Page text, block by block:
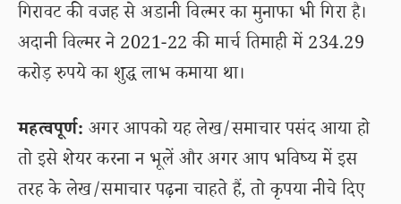
गिरावट की वजह से अडानी विल्मर का मुनाफा भी गिरा है।
अदानी विल्मर ने 2021-22 की मार्च तिमाही में 234.29
करोड़ रुपये का शुद्ध लाभ कमाया था।
महत्वपूर्ण: अगर आपको यह लेख/समाचार पसंद आया हो
तो इसे शेयर करना न भूलें और अगर आप भविष्य में इस
तरह के लेख/समाचार पढ़ना चाहते हैं, तो कृपया नीचे दिए